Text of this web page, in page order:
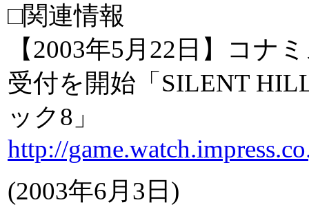
□関連情報
【2003年5月22日】コナ
受付を開始「SILENT
ック8」
http://
(2003年6月3日)